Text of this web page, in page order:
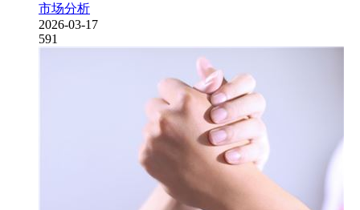
市场分析
2026-03-17
591